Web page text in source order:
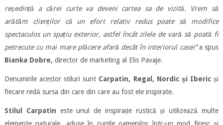
reședință a cărei curte va deveni cartea sa de vizită. Vrem să
arătăm clienților că un efort relativ redus poate să modifice
spectaculos un spațiu exterior, astfel încât zilele de vară să poată fi
petrecute cu mai mare plăcere afară decât în interiorul casei”a spus
Bianka Dobre, director de marketing al Elis Pavaje.
Denumirile acestor stiluri sunt Carpatin, Regal, Nordic și Ibericși
fiecare redă sursa din care din care au fost ele inspirate.
Stilul Carpatin este unul de inspirație rustică și utilizează multe